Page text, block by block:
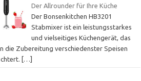
Der Allrounder für Ihre Küche
Der Bonsenkitchen HB3201
Stabmixer ist ein leistungsstarkes
und vielseitiges Küchengerät, das
die Zubereitung verschiedenster Speisen
[…]